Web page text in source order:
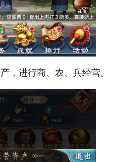
，进行商、农、兵经营。